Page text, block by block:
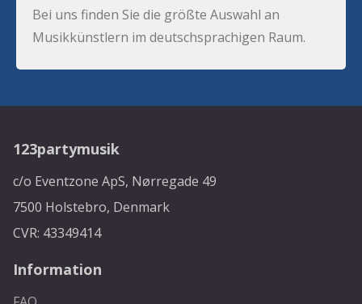
Bei uns finden Sie die größte Auswahl an
Musikkünstlern im deutschsprachigen Raum.
123partymusik
c/o Eventzone ApS, Nørregade 49
7500 Holstebro, Denmark
CVR: 43349414
Information